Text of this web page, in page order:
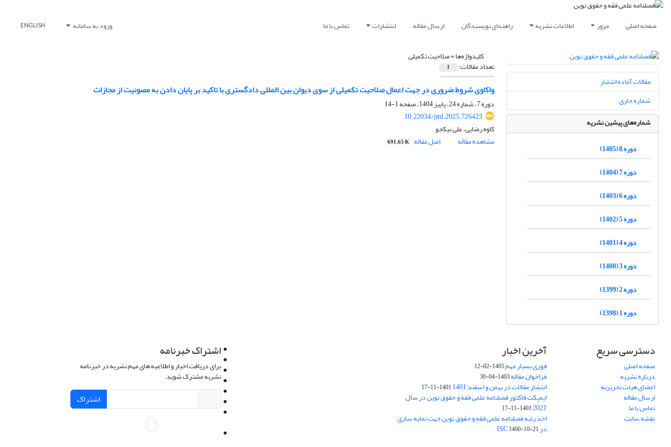
صفحه اصلی مرور اطلاعات نشریه راهنمای نویسندگان ارسال مقاله انتشارات تماس با ما ورود به سامانه ENGLISH
کلیدواژه‌ها =صلاحیت تکمیلی
تعداد مقالات: 1
واکاوی شروط ضروری در جهت اعمال صلاحیت تکمیلی از سوی دیوان بین المللی دادگستری با تاکید بر پایان دادن به مصونیت از مجازات
دوره 7، شماره 24، پاییز 1404، صفحه
1-14
10.22034/jml.2025.726423
کاوه رضایی، علی نیکجو
مشاهده مقاله
اصل مقاله 691.65 K
مقالات آماده انتشار
شماره جاری
شماره‌های پیشین نشریه
دوره 8 (1405)
دوره 7 (1404)
دوره 6 (1403)
دوره 5 (1402)
دوره 4 (1401)
دوره 3 (1400)
دوره 2 (1399)
دوره 1 (1398)
دسترسی سریع
صفحه اصلی
درباره نشریه
اعضای هیات تحریریه
ارسال مقاله
تماس با ما
نقشه سایت
آخرین اخبار
فوری بسیار مهم1405-02-12
فراخوان مقاله1403-04-30
انتشار مقالات در بهمن و اسفند 1401 1401-11-17
ایمپکت فاکتور فصلنامه علمی فقه و حقوق نوین در سال
2021
1401-11-17
اخذ رتبه فصلنامه علمی فقه و حقوق نوین جهت نمایه سازی
در ISC1400-10-21
اشتراک خبرنامه
برای دریافت اخبار و اطلاعیه های مهم نشریه در خبرنامه
نشریه مشترک شوید.
اشتراک